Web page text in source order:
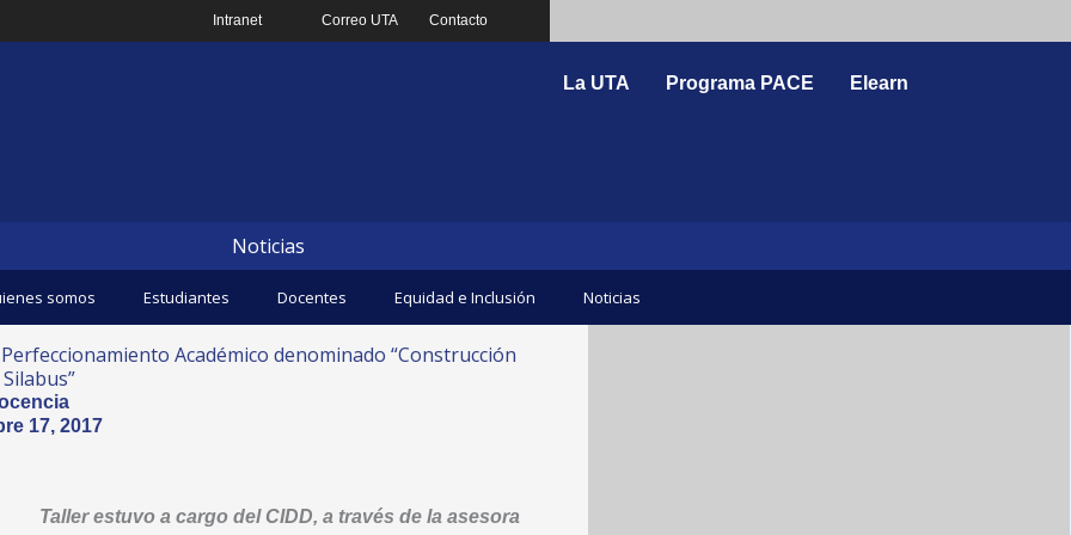
Intranet Correo UTA Contacto
La UTA Programa PACE Elearn
Noticias
somos Estudiantes Docentes Equidad e Inclusión Noticias
Académico denominado “Construcción
17, 2017
Taller estuvo a cargo del CIDD, a través de la asesora